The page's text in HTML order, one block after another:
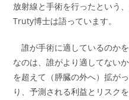
放射線と手術を行ったという
Truty博士は語っています。
誰が手術に適しているのか
なのは、誰がより適してない
を超えて（膵臓の外へ）拡が
り、予測される利益とリスク